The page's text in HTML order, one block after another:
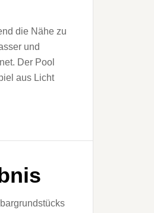
die Nähe zu
und
Der Pool
aus Licht